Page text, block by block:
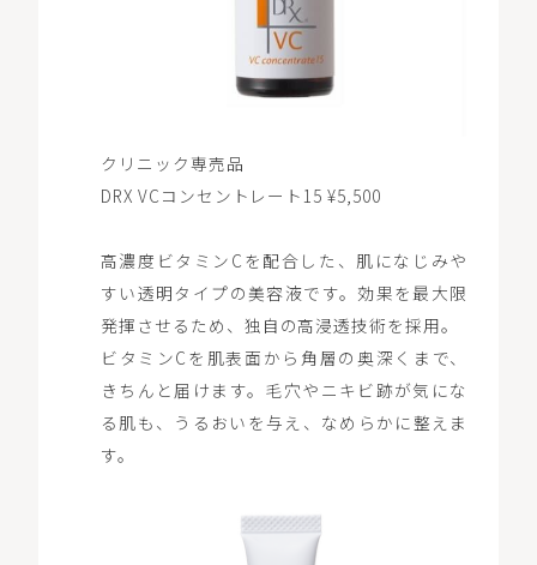
クリニック専売品
DRX VCコンセントレート15 ¥5,500
高濃度ビタミンCを配合した、肌になじみや
すい透明タイプの美容液です。効果を最大限
発揮させるため、独自の高浸透技術を採用。
ビタミンCを肌表面から角層の奥深くまで、
きちんと届けます。毛穴やニキビ跡が気にな
る肌も、うるおいを与え、なめらかに整えま
す。